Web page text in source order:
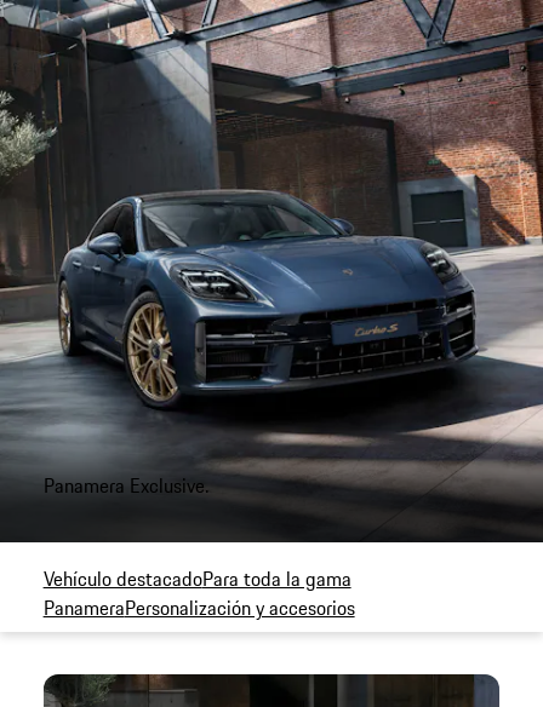
Panamera Exclusive.
Vehículo destacadoPara toda la gama
PanameraPersonalización y accesorios